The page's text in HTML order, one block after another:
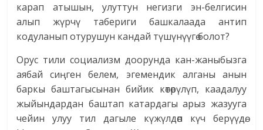
карап атышын, улуттун негизги эн-белгисин
алып жүрчү табериги башкалаада антип
кодуланып отурушун кандай түшүнүүгө болот?
Орус тили социализм доорунда кан-жаныбызга
аябай сиңген белем, эгемендик алганы анын
баркы баштагысынан бийик көтөрүлүп, каадалуу
жыйындардан баштап катардагы арыз жазууга
чейин улуу тил дагыле күжүлдөп күч берүүдө.